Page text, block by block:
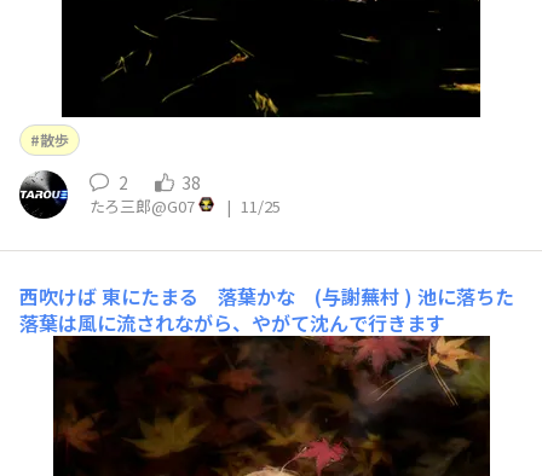
散歩
2 38
たろ三郎@G07 | 11/25
西吹けば 東にたまる 落葉かな (与謝蕪村 ) 池に落ちた
落葉は風に流されながら、やがて沈んで行きます